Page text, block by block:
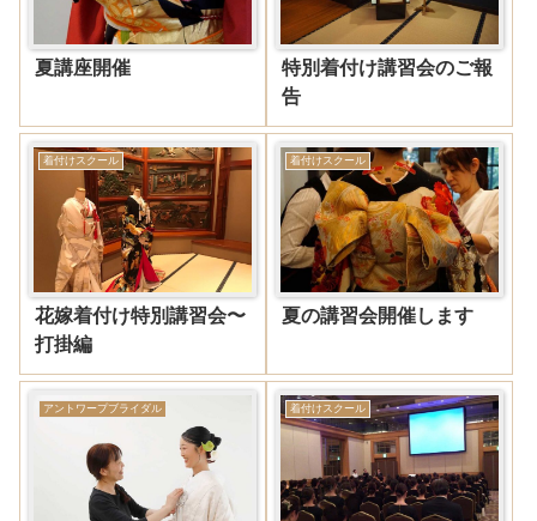
夏講座開催
特別着付け講習会のご報
告
着付けスクール
花嫁着付け特別講習会〜
打掛編
着付けスクール
夏の講習会開催します
アントワープブライダル 着付けスクール